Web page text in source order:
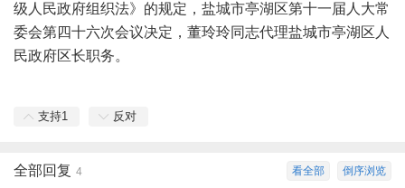
级人民政府组织法》的规定，盐城市亭湖区第十一届人大常
委会第四十六次会议决定，董玲玲同志代理盐城市亭湖区人
民政府区长职务。
支持1 反对
倒序浏览
看全部
全部回复 4